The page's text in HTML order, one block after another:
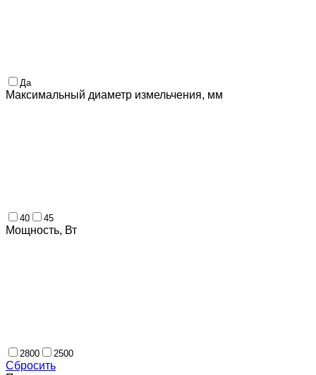
Да
Максимальный диаметр измельчения, мм
40 45
Мощность, Вт
2800 2500
Сбросить